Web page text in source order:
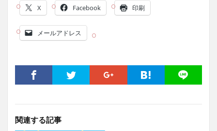
X Facebook 印刷
メールアドレス
関連する記事